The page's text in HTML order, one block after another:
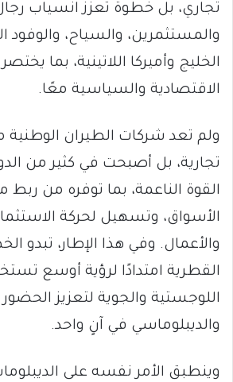
تجاري، بل خطوة تعزز انسياب
والمستثمرين، والسياح، والوفود
الخليج وأميركا اللاتينية، بما
الاقتصادية والسياسية معًا.
ولم تعد شركات الطيران الوطنية
تجارية، بل أصبحت في كثير من
القوة الناعمة، بما توفره من ربط
الأسواق، وتسهيل لحركة
والأعمال. وفي هذا الإطار، تبدو
القطرية امتدادًا لرؤية أوسع
اللوجستية والجوية لتعزيز
والديبلوماسي في آنٍ واحد.
وينطبق الأمر نفسه على